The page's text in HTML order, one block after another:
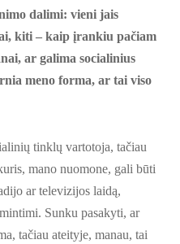
dalimi: vieni jais
kiti – kaip įrankiu pačiam
ar galima socialinius
meno forma, ar tai viso
tinklų vartotoja, tačiau
mano nuomone, gali būti
ar televizijos laidą,
Sunku pasakyti, ar
tačiau ateityje, manau, tai